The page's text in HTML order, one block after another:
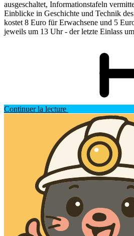
ausgeschaltet, Informationstafeln
Einblicke in Geschichte und Technik
kostet 8 Euro für Erwachsene und 5
jeweils um 13 Uhr - der letzte Einlass
Continuer la lecture